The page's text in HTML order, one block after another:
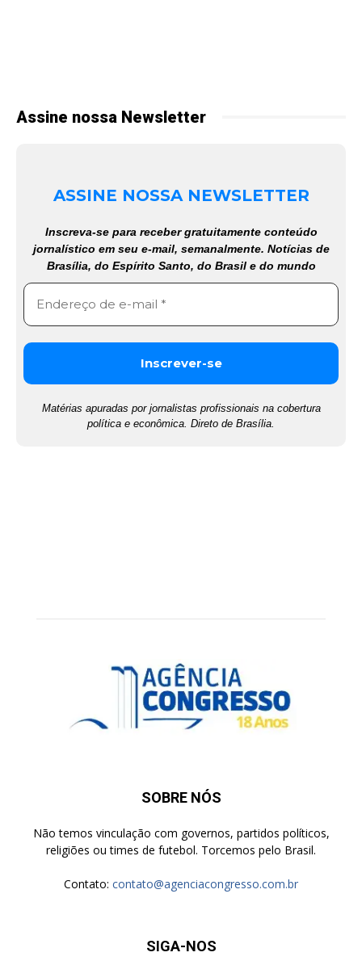
Assine nossa Newsletter
ASSINE NOSSA NEWSLETTER
Inscreva-se para receber gratuitamente conteúdo
jornalístico em seu e-mail, semanalmente. Notícias de
Brasília, do Espírito Santo, do Brasil e do mundo
Matérias apuradas por jornalistas profissionais na cobertura
política e econômica. Direto de Brasília.
SOBRE NÓS
Não temos vinculação com governos, partidos políticos,
religiões ou times de futebol. Torcemos pelo Brasil.
Contato: contato@agenciacongresso.com.br
SIGA-NOS